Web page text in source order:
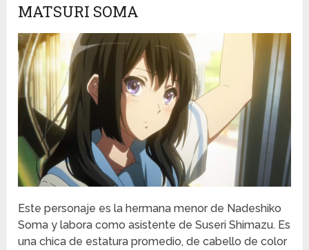
MATSURI SOMA
Este personaje es la hermana menor de Nadeshiko
Soma y labora como asistente de Suseri Shimazu. Es
una chica de estatura promedio, de cabello de color